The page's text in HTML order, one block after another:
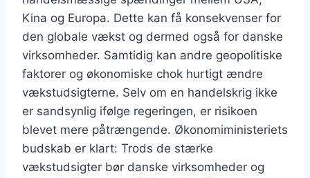
Kina og Europa. Dette kan få konsekvenser for
den globale vækst og dermed også for danske
virksomheder. Samtidig kan andre geopolitiske
faktorer og økonomiske chok hurtigt ændre
vækstudsigterne. Selv om en handelskrig ikke
er sandsynlig ifølge regeringen, er risikoen
blevet mere påtrængende. Økonomiministeriets
budskab er klart: Trods de stærke
vækstudsigter bør danske virksomheder og